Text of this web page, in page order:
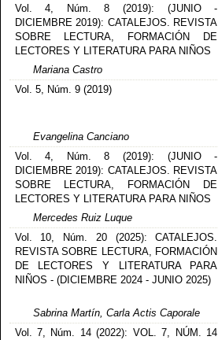
Vol. 4, Núm. 8 (2019): (JUNIO -
DICIEMBRE 2019): CATALEJOS. REVISTA
SOBRE LECTURA, FORMACIÓN DE
LECTORES Y LITERATURA PARA NIÑOS
Mariana Castro
Vol. 5, Núm. 9 (2019)
Evangelina Canciano
Vol. 4, Núm. 8 (2019): (JUNIO -
DICIEMBRE 2019): CATALEJOS. REVISTA
SOBRE LECTURA, FORMACIÓN DE
LECTORES Y LITERATURA PARA NIÑOS
Mercedes Ruiz Luque
Vol. 10, Núm. 20 (2025): CATALEJOS.
REVISTA SOBRE LECTURA, FORMACIÓN
DE LECTORES Y LITERATURA PARA
NIÑOS - (DICIEMBRE 2024 - JUNIO 2025)
Sabrina Martín, Carla Actis Caporale
Vol. 7, Núm. 14 (2022): VOL. 7, NÚM. 14